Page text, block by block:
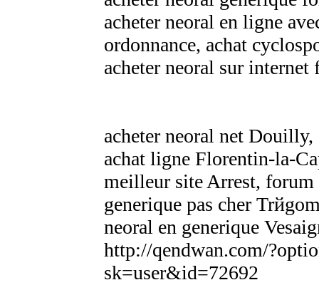
acheter neoral en ligne
ordonnance, achat
acheter neoral sur internet
acheter neoral net
achat ligne Florentin-la-
meilleur site Arrest, forum
generique pas cher
neoral en generique
http://qendwan.com/
sk=user&id=72692